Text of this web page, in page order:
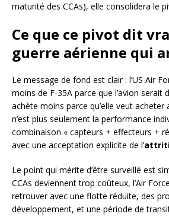
maturité des CCAs), elle consolidera le
Ce que ce pivot dit
guerre aérienne qui
Le message de fond est clair : l’US Air
moins de F-35A parce que l’avion serait
achète moins parce qu’elle veut
n’est plus seulement la performance
combinaison « capteurs + effecteurs +
avec une acceptation explicite de l’
Le point qui mérite d’être surveillé est
CCAs deviennent trop coûteux, l’Air
retrouver avec une flotte réduite, des
développement, et une période de